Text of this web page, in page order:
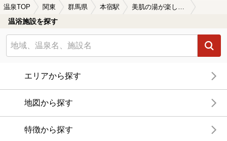
温泉TOP 関東 群馬県 本宿駅 美肌の湯が楽しめる本宿駅近くの温泉、日帰り温泉、スーパー銭湯おすすめ
温浴施設を探す
エリアから探す
地図から探す
特徴から探す